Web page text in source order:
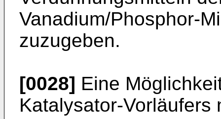
Vanadium/Phosphor-
zuzugeben.
[0028] Eine
Katalysator-Vorläufers